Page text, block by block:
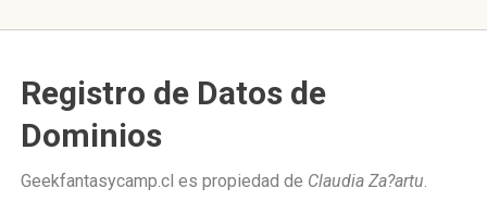
Registro de Datos de
Dominios
Geekfantasycamp.cl es propiedad de Claudia Za?artu.